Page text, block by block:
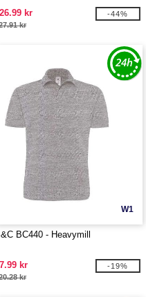
kr
kr
-44%
W1
BC440 - Heavymill
kr
kr
-19%